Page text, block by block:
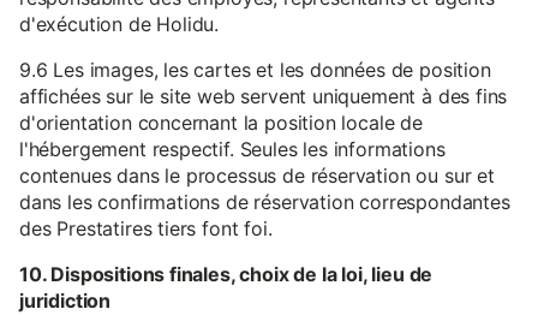
d'exécution de Holidu.
9.6 Les images, les cartes et les données de position
affichées sur le site web servent uniquement à des fins
d'orientation concernant la position locale de
l'hébergement respectif. Seules les informations
contenues dans le processus de réservation ou sur et
dans les confirmations de réservation correspondantes
des Prestatires tiers font foi.
10. Dispositions finales, choix de la loi, lieu de
juridiction